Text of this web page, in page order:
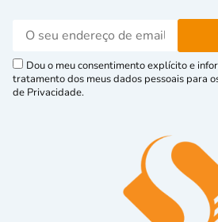
Dou o meu consentimento explícito e
tratamento dos meus dados pessoais para
de Privacidade.